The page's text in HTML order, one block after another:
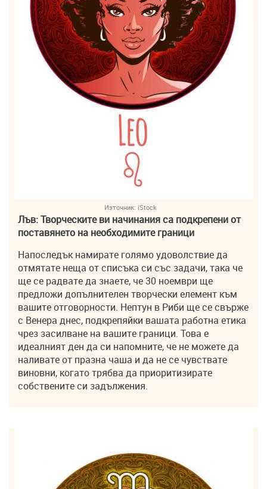
Източник: iStock
Лъв: Творческите ви начинания са подкрепени от
поставянето на необходимите граници
Напоследък намирате голямо удоволствие да
отмятате неща от списъка си със задачи, така че
ще се радвате да знаете, че 30 ноември ще
предложи допълнителен творчески елемент към
вашите отговорности. Нептун в Риби ще се свърже
с Венера днес, подкрепяйки вашата работна етика
чрез засилване на вашите граници. Това е
идеалният ден да си напомните, че не можете да
наливате от празна чаша и да не се чувствате
виновни, когато трябва да приоритизирате
собствените си задължения.